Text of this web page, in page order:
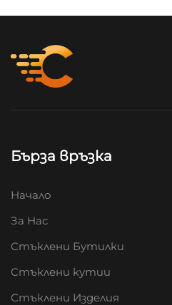
Бърза връзка
Начало
За Нас
Стъклени Бутилки
Стъклени кутии
Стъклени Изделия